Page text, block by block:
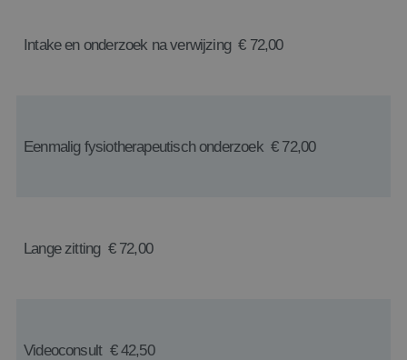
Intake en onderzoek na verwijzing € 72,00
Eenmalig fysiotherapeutisch onderzoek € 72,00
Lange zitting € 72,00
Videoconsult € 42,50